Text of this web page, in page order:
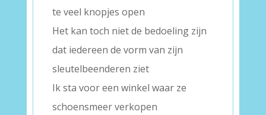
te veel knopjes open
Het kan toch niet de bedoeling zijn
dat iedereen de vorm van zijn
sleutelbeenderen ziet
Ik sta voor een winkel waar ze
schoensmeer verkopen